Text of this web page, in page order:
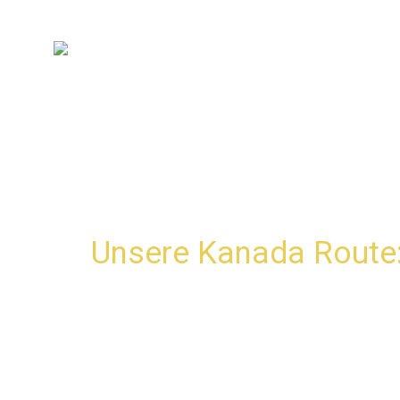
Unsere Kanada